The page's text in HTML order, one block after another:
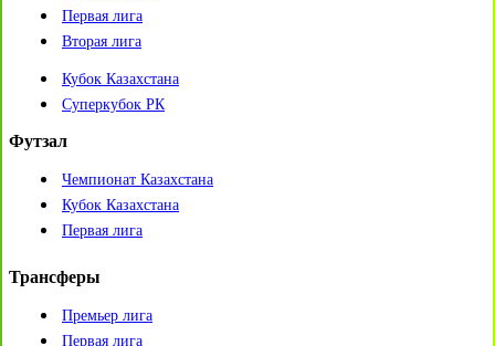
Первая лига
Вторая лига
Кубок Казахстана
Суперкубок РК
Футзал
Чемпионат Казахстана
Кубок Казахстана
Первая лига
Трансферы
Премьер лига
Первая лига